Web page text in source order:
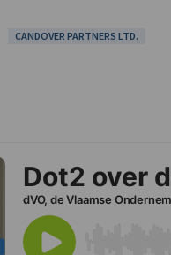
CANDOVER PARTNERS LTD.